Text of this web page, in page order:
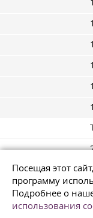
Посещая этот
программу
Подробнее о
использования